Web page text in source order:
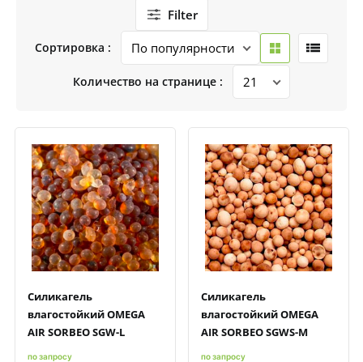
Filter
Сортировка :
Количество на странице :
Быстрый просмотрДобавить к сравнению
Добавить в избранное
Силикагель
влагостойкий OMEGA
AIR SORBEO SGW-L
по запросу
Быстрый просмотрДобавить к сравнению
Добавить в избранное
Силикагель
влагостойкий OMEGA
AIR SORBEO SGWS-M
по запросу